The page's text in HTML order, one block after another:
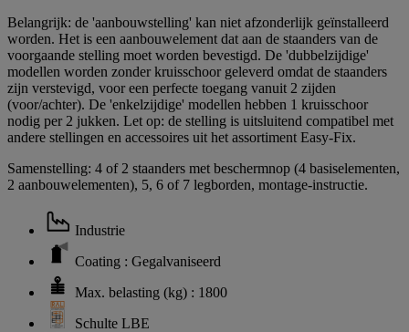
Belangrijk: de 'aanbouwstelling' kan niet afzonderlijk geïnstalleerd
worden. Het is een aanbouwelement dat aan de staanders van de
voorgaande stelling moet worden bevestigd. De 'dubbelzijdige'
modellen worden zonder kruisschoor geleverd omdat de staanders
zijn verstevigd, voor een perfecte toegang vanuit 2 zijden
(voor/achter). De 'enkelzijdige' modellen hebben 1 kruisschoor
nodig per 2 jukken. Let op: de stelling is uitsluitend compatibel met
andere stellingen en accessoires uit het assortiment Easy-Fix.
Samenstelling: 4 of 2 staanders met beschermnop (4 basiselementen,
2 aanbouwelementen), 5, 6 of 7 legborden, montage-instructie.
Industrie
Coating : Gegalvaniseerd
Max. belasting (kg) : 1800
Schulte LBE